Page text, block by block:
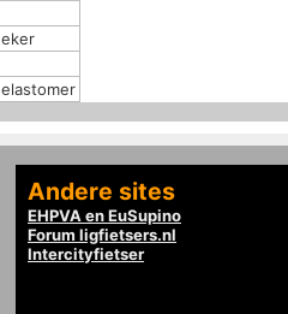
eker
elastomer
Andere sites
EHPVA en EuSupino
Forum ligfietsers.nl
Intercityfietser